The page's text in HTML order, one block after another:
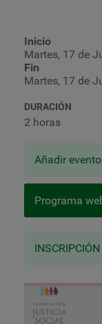
Inicio
Martes, 17 de
Fin
Martes, 17 de
DURACIÓN
2 horas
Añadir
INSCRIPCIÓN